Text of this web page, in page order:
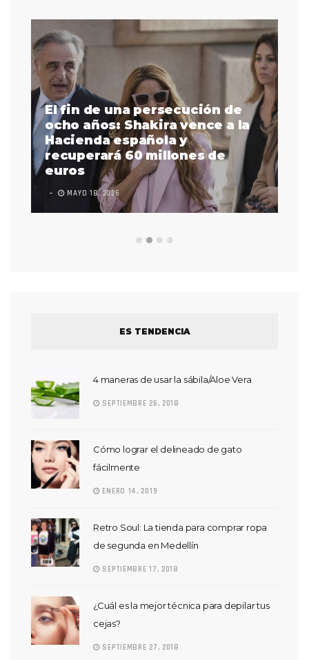
El fin de una persecución de
ocho años: Shakira vence a la
Hacienda española y
recuperará 60 millones de
euros
MAYO 18, 2026
ES TENDENCIA
4 maneras de usar la sábila/Aloe Vera
SEPTIEMBRE 26, 2018
Cómo lograr el delineado de gato
fácilmente
ENERO 14, 2019
Retro Soul: La tienda para comprar ropa
de segunda en Medellín
SEPTIEMBRE 17, 2018
¿Cuál es la mejor técnica para depilar tus
cejas?
SEPTIEMBRE 27, 2018